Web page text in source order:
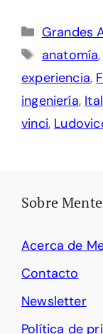
Grandes
Etiquetas
anatomía,
experiencia,
ingeniería,
vinci,
Sobre
Acerca de
Contacto
Newsletter
Política de